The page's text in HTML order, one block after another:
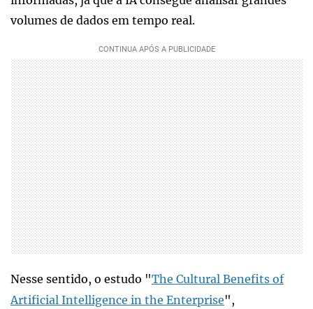
volumes de dados em tempo real.
Nesse sentido, o estudo "The Cultural Benefits of
Artificial Intelligence in the Enterprise",